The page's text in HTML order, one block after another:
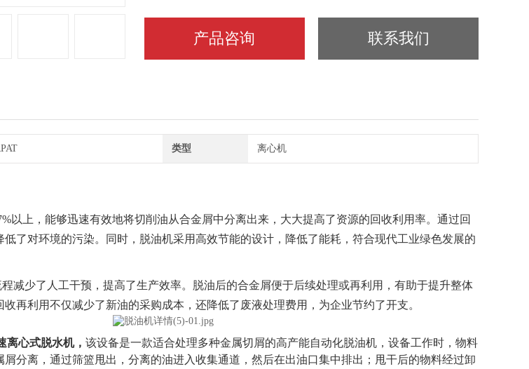
产品咨询 联系我们
类型 离心机
以上，能够迅速有效地将切削油从合金屑中分离出来，大大提高了资源的回收利用率。通过回
了对环境的污染。同时，脱油机采用高效节能的设计，降低了能耗，符合现代工业绿色发展的
减少了人工干预，提高了生产效率。脱油后的合金屑便于后续处理或再利用，有助于提升整体
再利用不仅减少了新油的采购成本，还降低了废液处理费用，为企业节约了开支。
离心式脱水机， 该设备是一款适合处理多种金属切屑的高产能自动化脱油机，设备工作时，物料
分离，通过筛篮甩出，分离的油进入收集通道，然后在出油口集中排出；甩干后的物料经过卸